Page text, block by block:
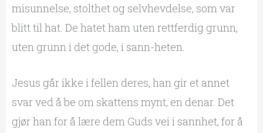
misunnelse, stolthet og selvhevdelse, som var
blitt til hat. De hatet ham uten rettferdig grunn,
uten grunn i det gode, i sann-heten.
Jesus går ikke i fellen deres, han gir et annet
svar ved å be om skattens mynt, en denar. Det
gjør han for å lære dem Guds vei i sannhet, for å